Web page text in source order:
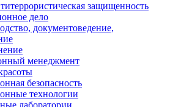
защищенность
дело
документоведение,
менеджмент
безопасность
технологии
лаборатории